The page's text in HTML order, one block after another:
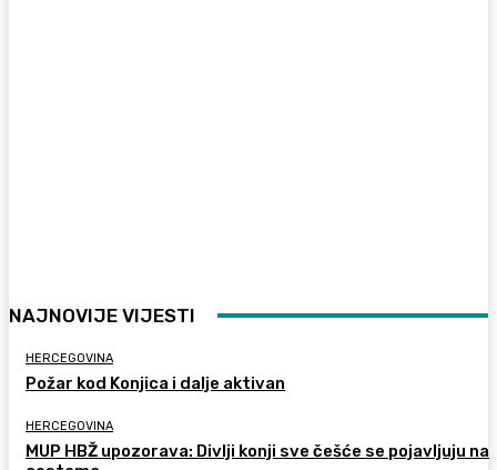
NAJNOVIJE VIJESTI
HERCEGOVINA
Požar kod Konjica i dalje aktivan
HERCEGOVINA
MUP HBŽ upozorava: Divlji konji sve češće se pojavljuju na